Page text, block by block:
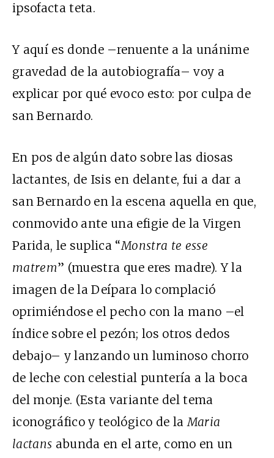
ipsofacta teta.
Y aquí es donde –renuente a la unánime
gravedad de la autobiografía– voy a
explicar por qué evoco esto: por culpa de
san Bernardo.
En pos de algún dato sobre las diosas
lactantes, de Isis en delante, fui a dar a
san Bernardo en la escena aquella en que,
conmovido ante una efigie de la Virgen
Parida, le suplica “Monstra te esse
matrem” (muestra que eres madre). Y la
imagen de la Deípara lo complació
oprimiéndose el pecho con la mano –el
índice sobre el pezón; los otros dedos
debajo– y lanzando un luminoso chorro
de leche con celestial puntería a la boca
del monje. (Esta variante del tema
iconográfico y teológico de laMaria
lactans abunda en el arte, como en un